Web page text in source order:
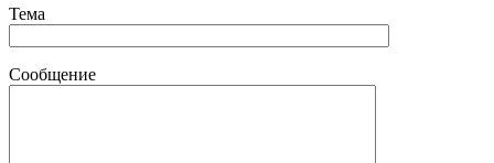
Тема
Сообщение